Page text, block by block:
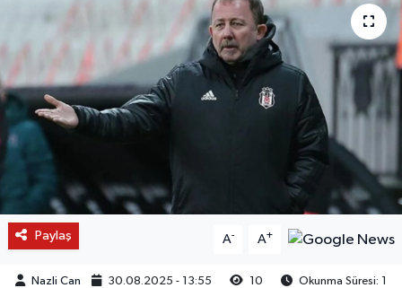
Paylaş A- A+
Nazli Can 30.08.2025 - 13:55 10
Okunma Süresi: 1